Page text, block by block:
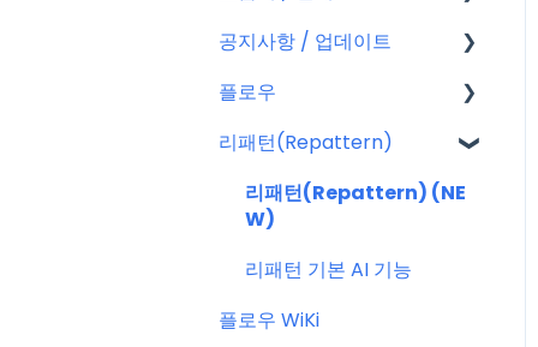
플로우 계정
요금제
결제
결제 관련 자주 묻는 질문
공지사항 / 업데이트
공지사항
특별 프로모션
신규 업데이트 (PC&서버)
작업
플로우
플로우 관리자(어드민)
프로젝트 이해하기
리패턴(Repattern)
리패턴(Repattern) (NE
W)
리패턴 기본 AI 기능
플로우 WiKi